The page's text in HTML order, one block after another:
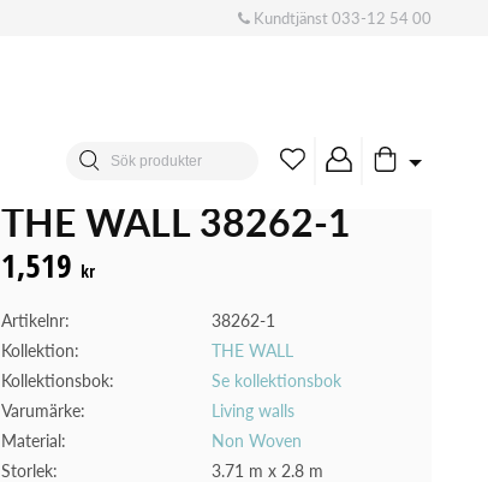
Kundtjänst033-12 54 00
THE WALL 38262-1
1,519 kr
Artikelnr:
38262-1
Kollektion:
THE WALL
Kollektionsbok:
Se kollektionsbok
Varumärke:
Living walls
Material:
Non Woven
Storlek:
3.71 m x 2.8 m